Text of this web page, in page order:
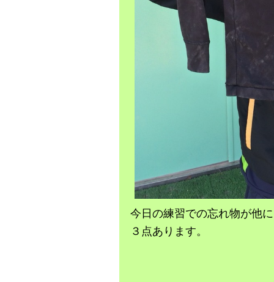
今日の練習での忘れ物が他
３点あります。